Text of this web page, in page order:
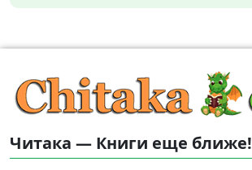
Читака — Книги еще ближе!